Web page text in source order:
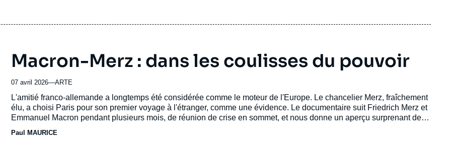
Macron-Merz : dans les coulisses du pouvoir
07 avril 2026—Nom
journal,
revue
ou
émission
ARTE
Accroche
L'amitié franco-allemande a longtemps été considérée comme le moteur de l'Europe. Le chancelier Merz, fraîchement
élu, a choisi Paris pour son premier voyage à l'étranger, comme une évidence. Le documentaire suit Friedrich Merz et
Emmanuel Macron pendant plusieurs mois, de réunion de crise en sommet, et nous donne un aperçu surprenant des
Paul MAURICE